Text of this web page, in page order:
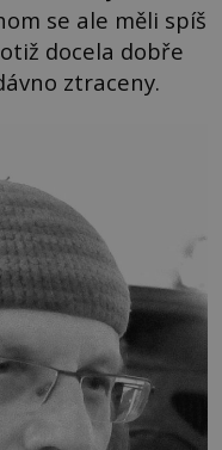
se ale měli spíš
docela dobře
ztraceny.